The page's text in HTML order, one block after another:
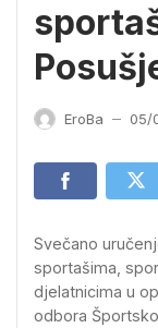
EroBa — 05/
Svečano
sportašima,
djelatnicima u
odbora